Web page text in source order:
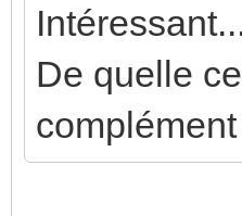
De quelle